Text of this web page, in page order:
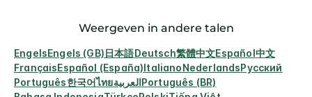
Weergeven in andere talen
EngelsEngels (GB)日本語Deutsch繁體中文Español中文
FrançaisEspañol (España)ItalianoNederlandsРусский
Português한국어ไทยالعربيةPortuguês (BR)